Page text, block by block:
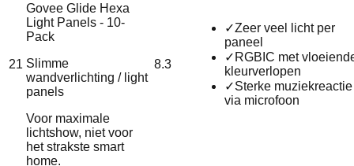
21
Govee Glide Hexa
Light Panels - 10-
Pack
Slimme
wandverlichting / light
panels
Voor maximale
lichtshow, niet voor
het strakste smart
home.
8.3
✓Zeer veel licht per
paneel
✓ RGBIC met
kleurverlopen
✓Sterke muziekreactie
via microfoon